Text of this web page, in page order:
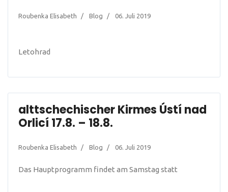
Roubenka Elisabeth Blog 06. Juli 2019
Letohrad
alttschechischer Kirmes Ústí nad
Orlicí 17.8. – 18.8.
Roubenka Elisabeth Blog 06. Juli 2019
Das Hauptprogramm findet am Samstag statt